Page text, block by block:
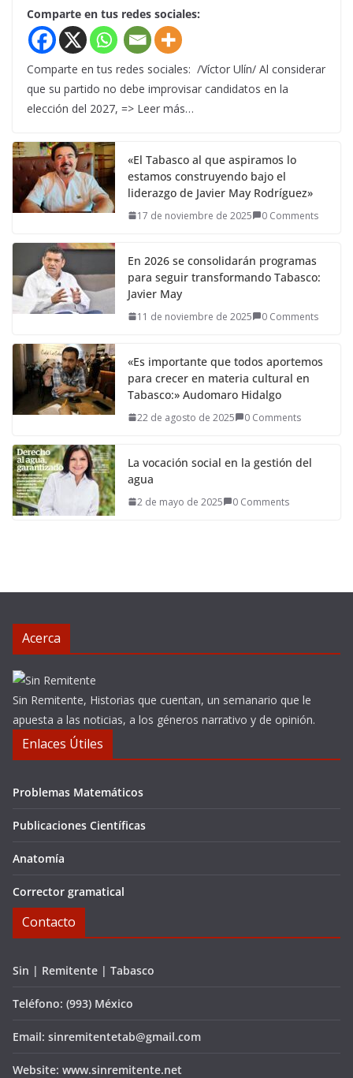
Comparte en tus redes sociales:
Comparte en tus redes sociales: /Víctor Ulín/ Al considerar
que su partido no debe improvisar candidatos en la
elección del 2027, => Leer más…
«El Tabasco al que aspiramos lo
estamos construyendo bajo el
liderazgo de Javier May Rodríguez»
17 de noviembre de 2025 0 Comments
En 2026 se consolidarán programas
para seguir transformando Tabasco:
Javier May
11 de noviembre de 2025 0 Comments
«Es importante que todos aportemos
para crecer en materia cultural en
Tabasco:» Audomaro Hidalgo
22 de agosto de 2025 0 Comments
La vocación social en la gestión del
agua
2 de mayo de 2025 0 Comments
Acerca
Sin Remitente, Historias que cuentan, un semanario que le
apuesta a las noticias, a los géneros narrativo y de opinión.
Enlaces Útiles
Problemas Matemáticos
Publicaciones Científicas
Anatomía
Corrector gramatical
Contacto
Sin | Remitente | Tabasco
Teléfono: (993) México
Email: sinremitentetab@gmail.com
Website: www.sinremitente.net